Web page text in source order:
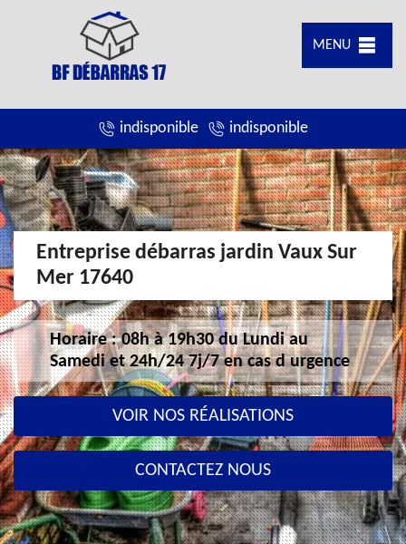
MENU
indisponible indisponible
Entreprise débarras jardin Vaux Sur
Mer 17640
Horaire : 08h à 19h30 du Lundi au
Samedi et 24h/24 7j/7 en cas d urgence
VOIR NOS RÉALISATIONS
CONTACTEZ NOUS